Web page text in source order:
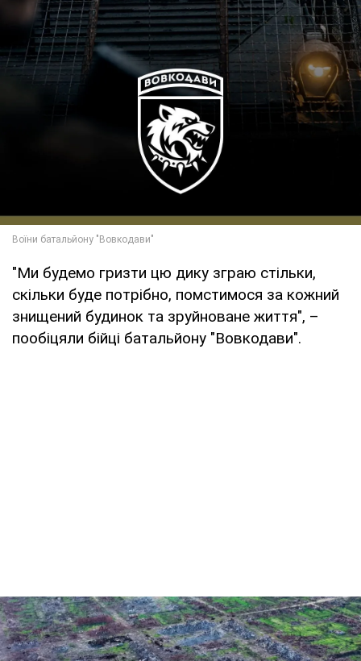
"Ми будемо гризти цю дику зграю стільки,
скільки буде потрібно, помстимося за кожний
знищений будинок та зруйноване життя", –
пообіцяли бійці батальйону "Вовкодави".